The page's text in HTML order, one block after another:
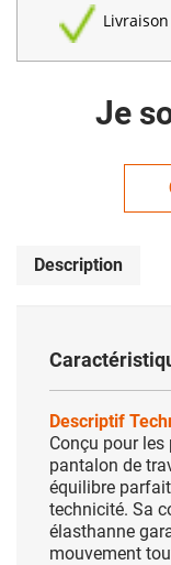
Je
Description
Descriptif
Conçu pour
pantalon de
équilibre
technicité. Sa
élasthanne
mouvement